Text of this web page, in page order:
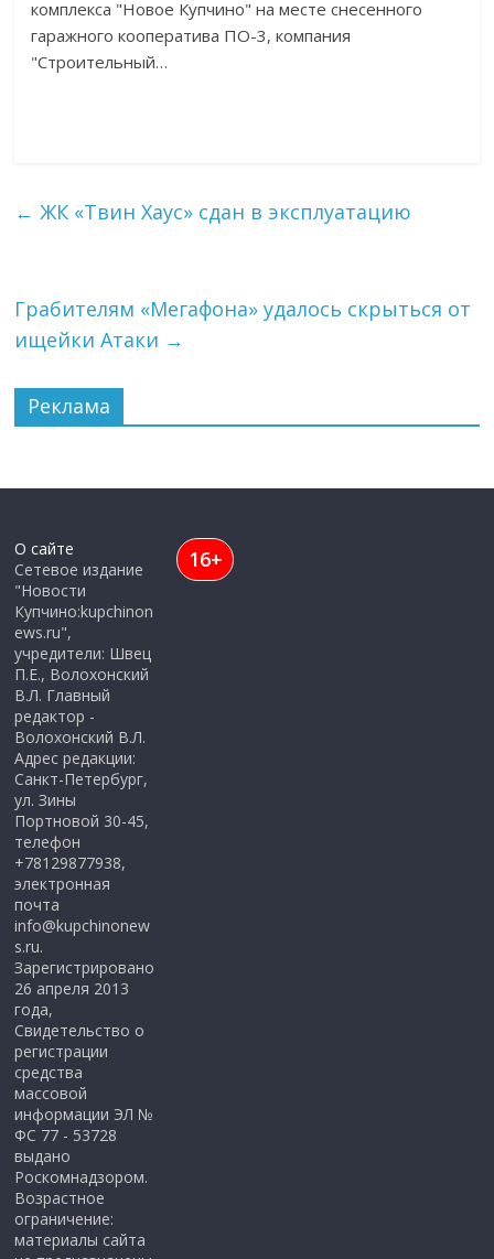
комплекса "Новое Купчино" на месте снесенного
гаражного кооператива ПО-3, компания
"Строительный…
← ЖК «Твин Хаус» сдан в эксплуатацию
Грабителям «Мегафона» удалось скрыться от
ищейки Атаки →
Реклама
О сайте
Сетевое издание
"Новости
Купчино:kupchinon
ews.ru",
учредители: Швец
П.Е., Волохонский
В.Л. Главный
редактор -
Волохонский В.Л.
Адрес редакции:
Санкт-Петербург,
ул. Зины
Портновой 30-45,
телефон
+78129877938,
электронная
почта
info@kupchinonew
s.ru.
Зарегистрировано
26 апреля 2013
года,
Свидетельство о
регистрации
средства
массовой
информации ЭЛ №
ФС 77 - 53728
выдано
Роскомнадзором.
Возрастное
ограничение:
материалы сайта
16+